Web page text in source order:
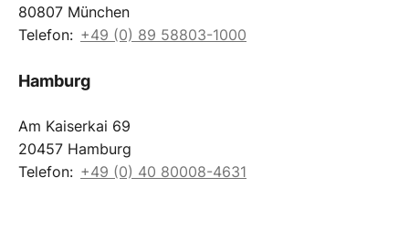
80807 München
Telefon: +49 (0) 89 58803-1000
Hamburg
Am Kaiserkai 69
20457 Hamburg
Telefon: +49 (0) 40 80008-4631